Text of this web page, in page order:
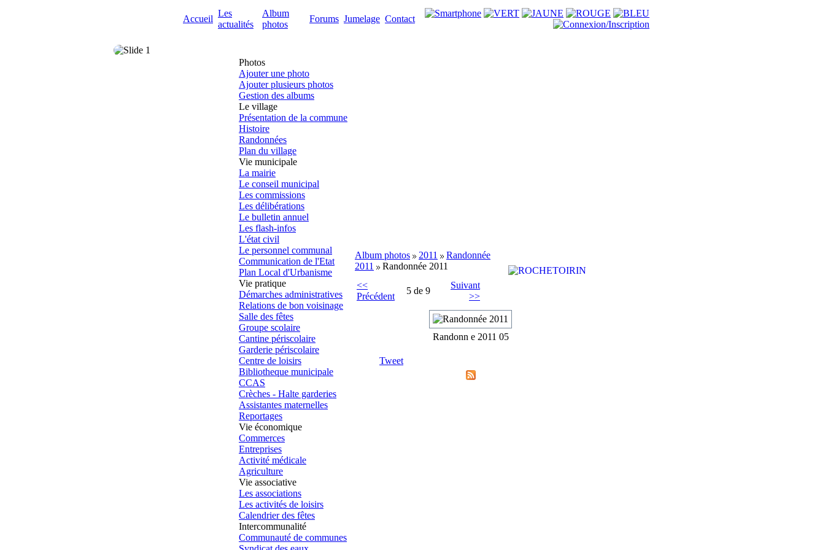
Accueil
Les
actualités
Album
photos
Forums Jumelage Contact
Photos
Ajouter une photo
Ajouter plusieurs photos
Gestion des albums
Le village
Présentation de la commune
Histoire
Randonnées
Plan du village
Vie municipale
La mairie
Le conseil municipal
Les commissions
Les délibérations
Le bulletin annuel
Les flash-infos
L'état civil
Le personnel communal
Communication de l'Etat
Plan Local d'Urbanisme
Vie pratique
Démarches administratives
Relations de bon voisinage
Salle des fêtes
Groupe scolaire
Cantine périscolaire
Garderie périscolaire
Centre de loisirs
Bibliotheque municipale
CCAS
Crèches - Halte garderies
Assistantes maternelles
Reportages
Vie économique
Commerces
Entreprises
Activité médicale
Agriculture
Vie associative
Les associations
Les activités de loisirs
Calendrier des fêtes
Intercommunalité
Communauté de communes
Album photos 2011
Randonnée
2011
Randonnée 2011
<<
Précédent
5 de 9
Suivant
>>
Randonn e 2011 05
Tweet